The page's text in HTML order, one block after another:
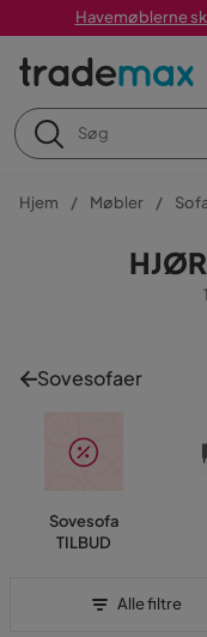
Havemøblerne
Hjem Møbler
Sovesofaer
Sovesofa
TILBUD
Alle filtre